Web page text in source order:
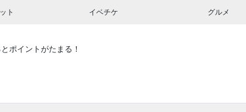
ト イベチケ グルメ
ポイントがたまる！